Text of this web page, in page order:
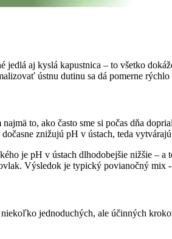
jedlá aj kyslá kapustnica – to všetko
ústnu dutinu sa dá pomerne
to, ako často sme si počas dňa
znižujú pH v ústach, teda
je pH v ústach dlhodobejšie nižšie –
Výsledok je typický povianočný mix
jednoduchých, ale účinných